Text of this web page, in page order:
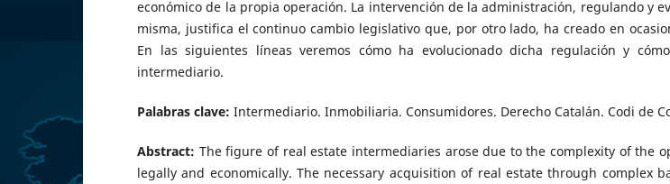
económico de la propia operación. La intervención de la administración, regulando y
misma, justifica el continuo cambio legislativo que, por otro lado, ha creado en
En las siguientes líneas veremos cómo ha evolucionado dicha regulación y
intermediario.
Palabras clave: Intermediario. Inmobiliaria. Consumidores. Derecho Catalán. Codi de
Abstract: The figure of real estate intermediaries arose due to the complexity of the
legally and economically. The necessary acquisition of real estate through complex